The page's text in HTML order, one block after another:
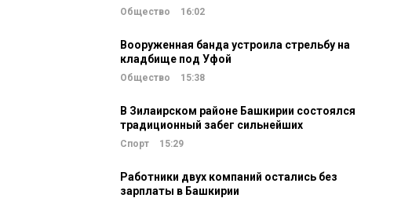
Общество 16:02
Вооруженная банда устроила стрельбу на
кладбище под Уфой
Общество 15:38
В Зилаирском районе Башкирии состоялся
традиционный забег сильнейших
Спорт 15:29
Работники двух компаний остались без
зарплаты в Башкирии